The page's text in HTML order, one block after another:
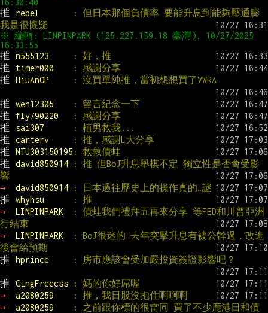
推
rebel
: 但日本那個負債率 要能升息到能夠壓通膨
我是很懷疑
※ 編輯: LINPINPARK (125.227.159.18 臺灣), 10/27/2025
推
n555123
: 好，推
推
timer000
: 感謝分享
推
HiuAnOP : 沒買單純推，當初想想買了VWRA
推 wen12305
: 留言紀念一下
推
fly790220
: 感謝分享
推
sai307
: 植男救我...
推
carterv
: 推，感謝L大分享
推
NTU303150195 : 救救債蛙
推
david850914
: 推 但BoJ升息舉棋不定 獨立性是否會受影
響
→
david850914
: 日本過往歷史上的操作真的…謎
推
whyhsu
: 推
→
LINPINPARK
: 債蛙我們禮拜五再來分享 等FED和川普亞洲
行結束
→
LINPINPARK
: BoJ很迷的 去年突擊升息有被公幹過，改進
後會給預期
推
hprince : 房市應該會受加嚴投資簽證影響吧？
推 GingFreecss
: 媽的你好屌喔
→
a2080259
: 推，我日股沒抱住啊啊啊
→
a2080259
: 之前跟你標的很雷同 買了不少鹿港日和債